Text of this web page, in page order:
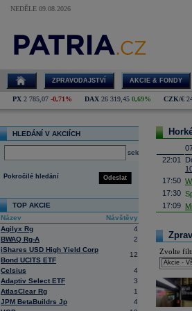
NEDĚLE 09.08.2026
ZPRAVODAJSTVÍ AKCIE & FONDY
PX 2 785,07 -0,71% DAX 26 319,45 0,69% CZK/€
HLEDÁNÍ V AKCIÍCH
select
Odeslat
Pokročilé hledání
TOP AKCIE
Název
Návštěvy
Agilyx Rg
4
BWAQ Rg-A
2
iShares USD High Yield Corp
Bond UCITS ETF
12
Celsius
4
Adaptiv Select ETF
3
AtlasClear Rg
1
JPM BetaBuildrs Jp
4
22:01
17:50
17:30
17:09
16:26
16:23
16:07
Zvolte